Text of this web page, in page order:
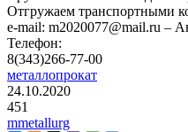
Отгружаем транспортными
e-mail: m2020077@mail.ru –
Телефон:
8(343)266-77-00
металлопрокат
24.10.2020
451
mmetallurg